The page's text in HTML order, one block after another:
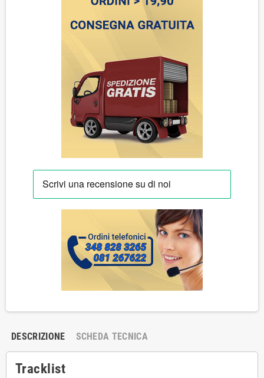
DESCRIZIONE SCHEDA TECNICA
Tracklist